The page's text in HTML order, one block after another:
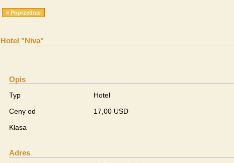
« Poprzednie
Hotel "Niva"
Opis
Typ
Hotel
Ceny od
17,00 USD
Klasa
Adres